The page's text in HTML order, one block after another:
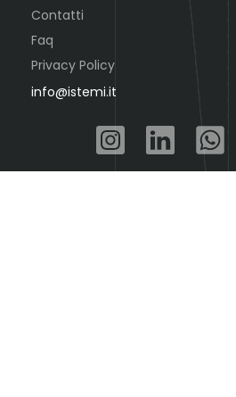
Contatti
Faq
Privacy Policy
info@istemi.it